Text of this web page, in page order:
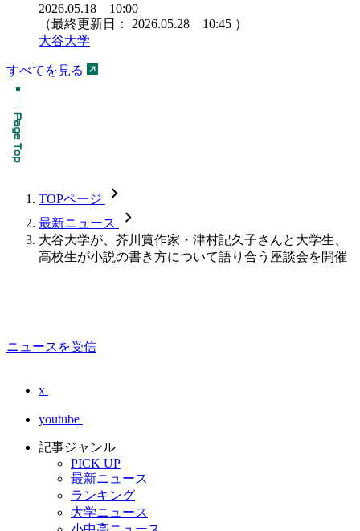
2026.05.18 10:00
（最終更新日： 2026.05.28 10:45 ）
大谷大学
すべてを見る
TOPページ chevron_forward
最新ニュース chevron_forward
大谷大学が、芥川賞作家・津村記久子さんと大学生、
高校生が小説の書き方について語り合う座談会を開催
ニュースを受信
x
youtube
記事ジャンル
PICK UP
最新ニュース
ランキング
大学ニュース